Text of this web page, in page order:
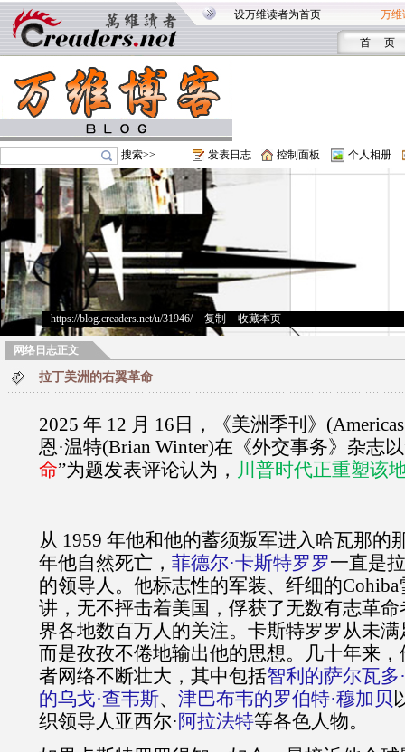
设万维读者为首页 万维
首 页
搜索>> 发表日志 控制面板 个人相册
https://blog.creaders.net/u/31946/> 复制 收藏本页
网络日志正文
拉丁美洲的右翼革命
2025 年 12 月 16 日，《美洲季刊》
恩·温特(Brian Winter)在《外交事务》杂志以
命”为题发表评论认为， 川普时代正重塑该
从 1959 年他和他的蓄须叛军进入哈瓦那的
年他自然死亡， 菲德尔·卡斯特罗罗一直是
的领导人。他标志性的军装、纤细的Cohiba
讲，无不抨击着美国，俘获了无数有志革
界各地数百万人的关注。卡斯特罗罗从未
而是孜孜不倦地输出他的思想。几十年来
者网络不断壮大，其中包括智利的萨尔瓦多·
的乌戈·查韦斯、 津巴布韦的罗伯特·穆加贝
织领导人亚西尔·阿拉法特等各色人物。